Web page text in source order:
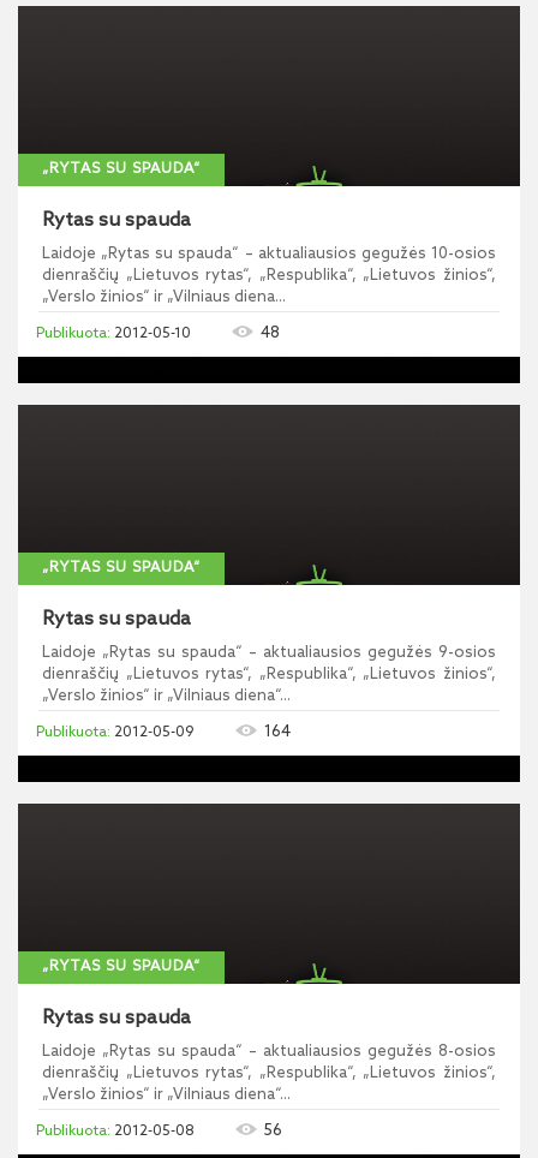
„RYTAS SU SPAUDA“
Rytas su spauda
Laidoje „Rytas su spauda“ – aktualiausios gegužės 10-osios
dienraščių „Lietuvos rytas“, „Respublika“, „Lietuvos žinios“,
„Verslo žinios“ ir „Vilniaus diena...
2012-05-10 48
„RYTAS SU SPAUDA“
Rytas su spauda
Laidoje „Rytas su spauda“ – aktualiausios gegužės 9-osios
dienraščių „Lietuvos rytas“, „Respublika“, „Lietuvos žinios“,
„Verslo žinios“ ir „Vilniaus diena“...
2012-05-09 164
„RYTAS SU SPAUDA“
Rytas su spauda
Laidoje „Rytas su spauda“ – aktualiausios gegužės 8-osios
dienraščių „Lietuvos rytas“, „Respublika“, „Lietuvos žinios“,
„Verslo žinios“ ir „Vilniaus diena“...
2012-05-08 56